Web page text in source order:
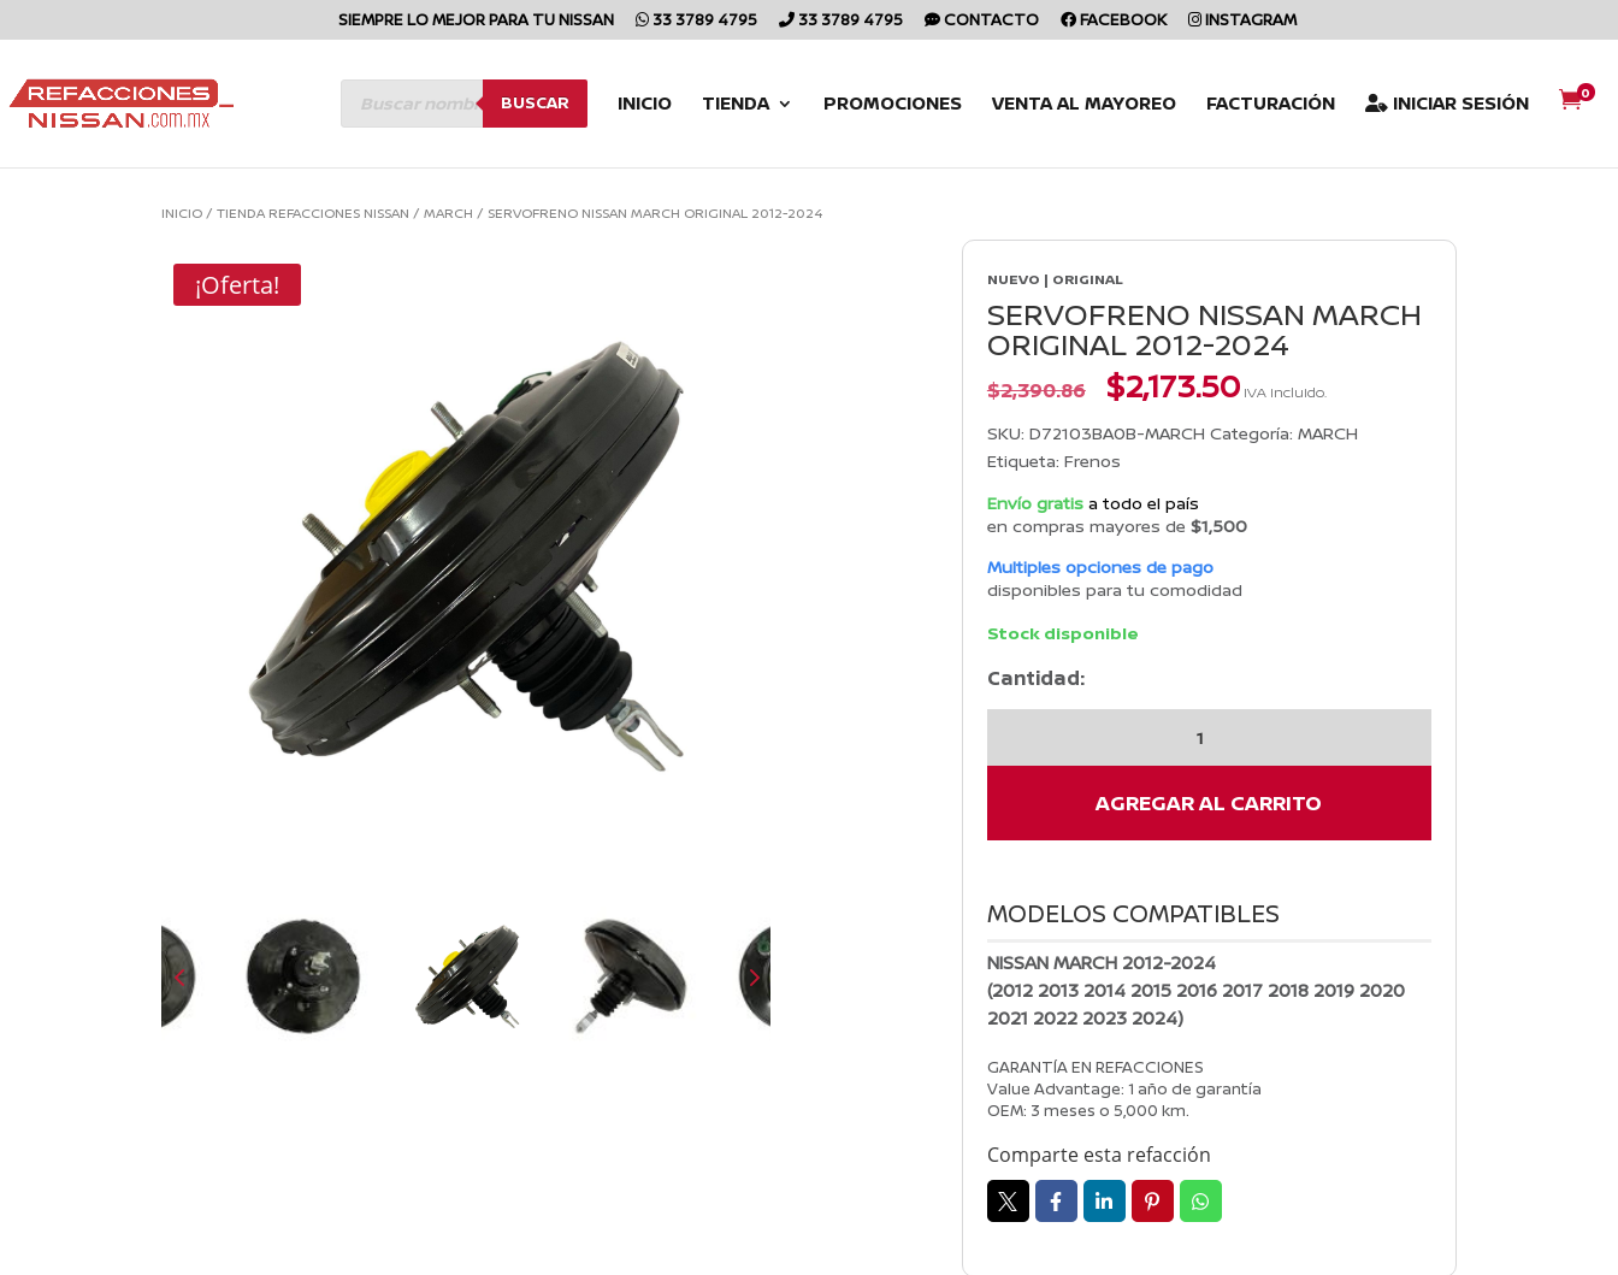
SIEMPRE LO MEJOR PARA TU NISSAN 33 3789 4795 33 3789 4795 CONTACTO FACEBOOK INSTAGRAM
BÚSQUEDA
DE
PRODUCTOS
BUSCAR INICIO TIENDA PROMOCIONES VENTA AL MAYOREO FACTURACIÓN INICIAR SESIÓN 0
INICIO /TIENDA REFACCIONES NISSAN /MARCH / SERVOFRENO NISSAN MARCH ORIGINAL 2012-2024
¡Oferta! NUEVO | ORIGINAL
SERVOFRENO NISSAN MARCH
ORIGINAL 2012-2024
$2,390.86 El
precio
original
era:
$2,390.86.
$2,173.50El
precio
actual
IVA incluido.
SKU: D72103BA0B-MARCH Categoría: MARCH
Etiqueta: Frenos
Envío gratis a todo el país
en compras mayores de $1,500
Multiples opciones de pago
disponibles para tu comodidad
Stock disponible
Cantidad:
AGREGAR AL CARRITO
MODELOS COMPATIBLES
NISSAN MARCH 2012-2024
(2012 2013 2014 2015 2016 2017 2018 2019 2020
2021 2022 2023 2024)
GARANTÍA EN REFACCIONES
Value Advantage: 1 año de garantía
OEM: 3 meses o 5,000 km.
Comparte esta refacción